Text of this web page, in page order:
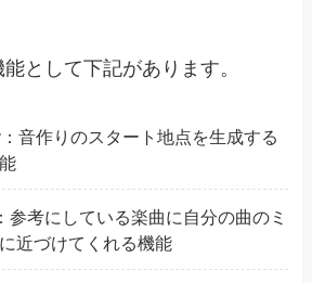
として下記があります。
音作りのスタート地点を生成する
考にしている楽曲に自分の曲のミ
近づけてくれる機能